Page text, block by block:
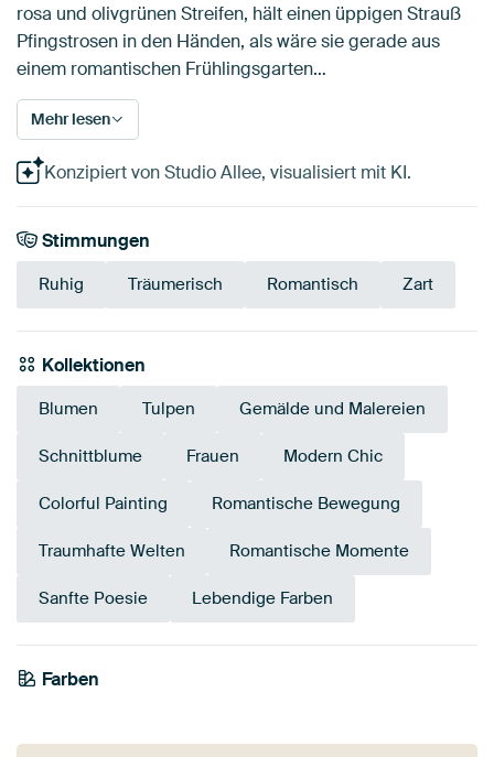
rosa und olivgrünen Streifen, hält einen üppigen Strauß
Pfingstrosen in den Händen, als wäre sie gerade aus
einem romantischen Frühlingsgarten…
Mehr lesen
Konzipiert von Studio Allee, visualisiert mit KI.
Stimmungen
Ruhig Träumerisch Romantisch Zart
Kollektionen
Blumen Tulpen Gemälde und Malereien
Schnittblume Frauen Modern Chic
Colorful Painting Romantische Bewegung
Traumhafte Welten Romantische Momente
Sanfte Poesie Lebendige Farben
Farben
Taupe
Mauve
Braun